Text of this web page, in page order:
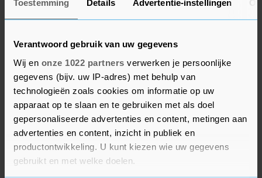
Toestemming Details Advertentie-instellingen
Verantwoord gebruik van uw gegevens
Wij en onze 1022 partners verwerken je persoonlijke
gegevens (bijv. uw IP-adres) met behulp van
technologieën zoals cookies om informatie op uw
apparaat op te slaan en te gebruiken met als doel
gepersonaliseerde advertenties en content, metingen aan
advertenties en content, inzicht in publiek en
productontwikkeling. U kunt kiezen wie uw gegevens
gebruikt en met welke doelen.
onwerkelijk voor hun familie, naasten en ook
voor de collega’s, met wie ik zeer meeleef."